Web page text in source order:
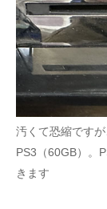
汚くて恐縮です
PS3（60GB）。
きます